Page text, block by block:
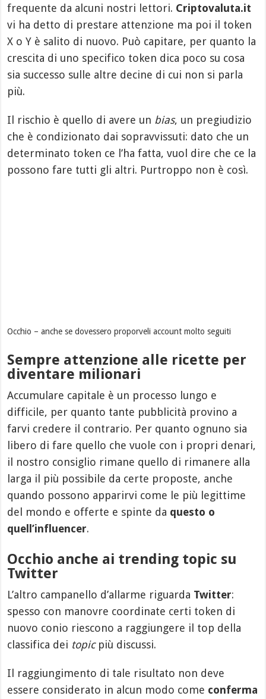
frequente da alcuni nostri lettori. Criptovaluta.it
vi ha detto di prestare attenzione ma poi il token
X o Y è salito di nuovo. Può capitare, per quanto la
crescita di uno specifico token dica poco su cosa
sia successo sulle altre decine di cui non si parla
più.
Il rischio è quello di avere un bias, un pregiudizio
che è condizionato dai sopravvissuti: dato che un
determinato token ce l’ha fatta, vuol dire che ce la
possono fare tutti gli altri. Purtroppo non è così.
Occhio – anche se dovessero proporveli account molto seguiti
Sempre attenzione alle ricette per
diventare milionari
Accumulare capitale è un processo lungo e
difficile, per quanto tante pubblicità provino a
farvi credere il contrario. Per quanto ognuno sia
libero di fare quello che vuole con i propri denari,
il nostro consiglio rimane quello di rimanere alla
larga il più possibile da certe proposte, anche
quando possono apparirvi come le più legittime
del mondo e offerte e spinte da questo o
quell’influencer.
Occhio anche ai trending topic su
Twitter
L’altro campanello d’allarme riguarda Twitter:
spesso con manovre coordinate certi token di
nuovo conio riescono a raggiungere il top della
classifica dei topicpiù discussi.
Il raggiungimento di tale risultato non deve
essere considerato in alcun modo come conferma